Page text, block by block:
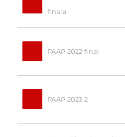
finala
PAAP 2022 final
PAAP 2023 2